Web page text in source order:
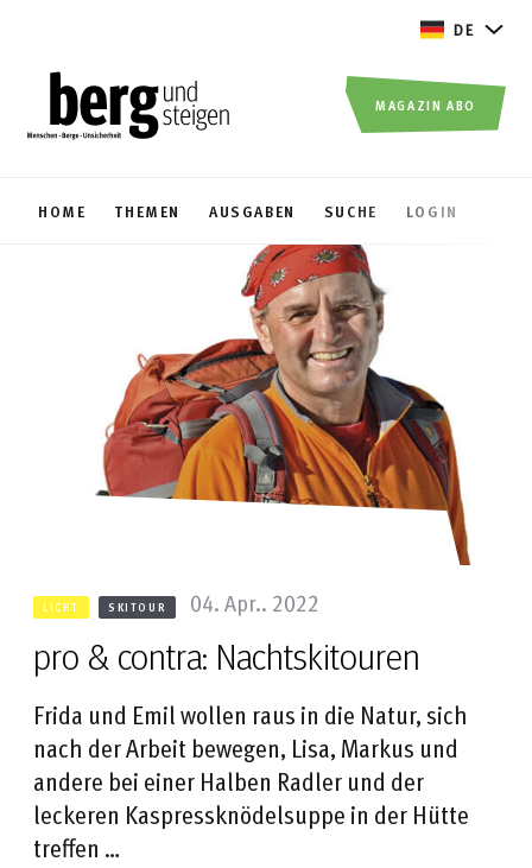
DE
HOME THEMEN AUSGABEN SUCHE LOGIN
MAGAZIN ABO
pro & contra: Nachtskitouren
LICHT SKITOUR 04. Apr.. 2022
Frida und Emil wollen raus in die Natur, sich
nach der Arbeit bewegen, Lisa, Markus und
andere bei einer Halben Radler und der
leckeren Kaspressknödelsuppe in der Hütte
treffen …